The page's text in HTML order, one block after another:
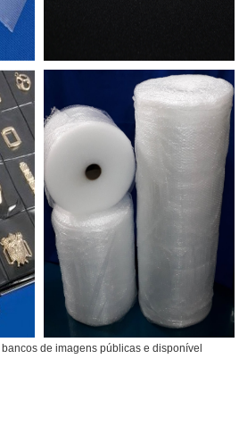
de imagens públicas e disponível